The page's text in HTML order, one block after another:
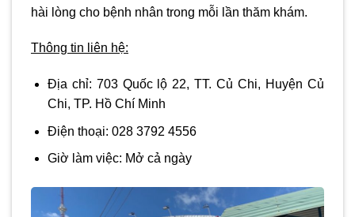
hài lòng cho bệnh nhân trong mỗi lần thăm khám.
Thông tin liên hệ:
Địa chỉ: 703 Quốc lộ 22, TT. Củ Chi, Huyện Củ
Chi, TP. Hồ Chí Minh
Điện thoại: 028 3792 4556
Giờ làm việc: Mở cả ngày